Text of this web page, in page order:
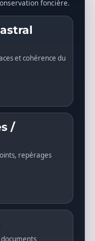
foncière.
et cohérence du
/
repérages